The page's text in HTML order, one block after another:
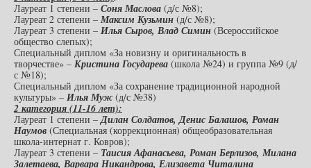
Лауреат 1 степени – Соня Маслова (д/с №8);
Лауреат 2 степени – Максим Кузьмин (д/с №8);
Лауреат 3 степени – Илья Сыров, Влад Симин (Всероссийское
общество слепых);
Специальный диплом «За новизну и оригинальность в
творчестве» – Кристина Государева (школа №24) и группа №9 (д/
с №18);
Специальный диплом «За сохранение традиционной народной
культуры» – Илья Муж (д/с №38)
2 категория (11-16 лет):
Лауреат 1 степени –Дилан Солдатов, Денис Балашов, Роман
Наумов (Специальная (коррекционная) общеобразовательная
школа-интернат г. Ковров);
Лауреат 3 степени – Таисия Афанасьева, Роман Берлизов, Милана
Залетаева, Варвара Никандрова, Елизавета Читалина